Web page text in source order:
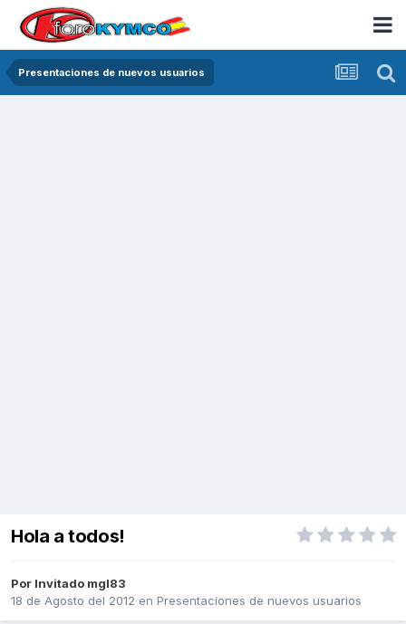
Presentaciones de nuevos usuarios
Hola a todos!
Por Invitado mgl83
18 de Agosto del 2012 en Presentaciones de nuevos usuarios